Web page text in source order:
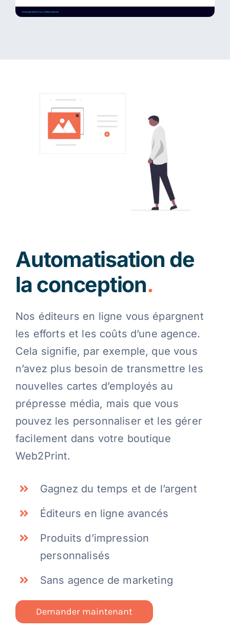
Automatisation de
la conception.
Nos éditeurs en ligne vous épargnent
les efforts et les coûts d’une agence.
Cela signifie, par exemple, que vous
n’avez plus besoin de transmettre les
nouvelles cartes d’employés au
prépresse média, mais que vous
pouvez les personnaliser et les gérer
facilement dans votre boutique
Web2Print.
Gagnez du temps et de l’argent
Éditeurs en ligne avancés
Produits d’impression
personnalisés
Sans agence de marketing
Demander maintenant